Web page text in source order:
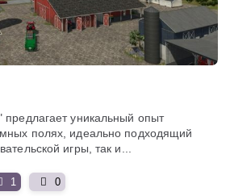
уникальный опыт
полях, идеально подходящий
игры, так и...
1 0